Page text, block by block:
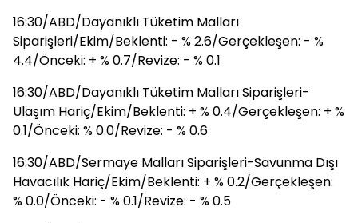
16:30/ABD/Dayanıklı Tüketim Malları
Siparişleri/Ekim/Beklenti: - % 2.6/Gerçekleşen: - %
4.4/Önceki: + % 0.7/Revize: - % 0.1
16:30/ABD/Dayanıklı Tüketim Malları Siparişleri-
Ulaşım Hariç/Ekim/Beklenti: + % 0.4/Gerçekleşen: + %
0.1/Önceki: % 0.0/Revize: - % 0.6
16:30/ABD/Sermaye Malları Siparişleri-Savunma Dışı
Havacılık Hariç/Ekim/Beklenti: + % 0.2/Gerçekleşen:
% 0.0/Önceki: - % 0.1/Revize: - % 0.5